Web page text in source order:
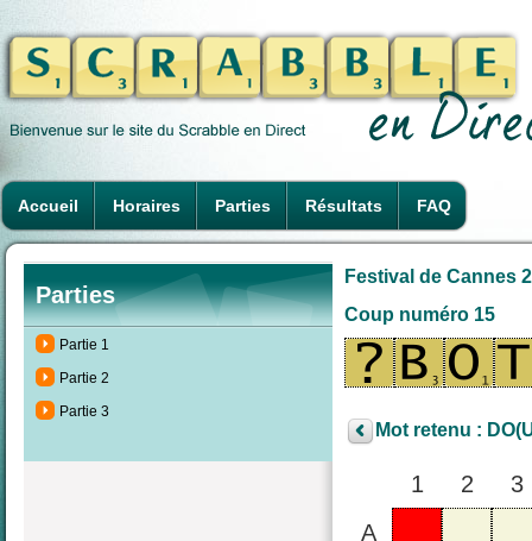
Accueil Horaires Parties Résultats FAQ
Parties
Partie 1
Partie 2
Partie 3
Festival de Cannes
Coup numéro 15
Mot retenu :
1 2
3
A